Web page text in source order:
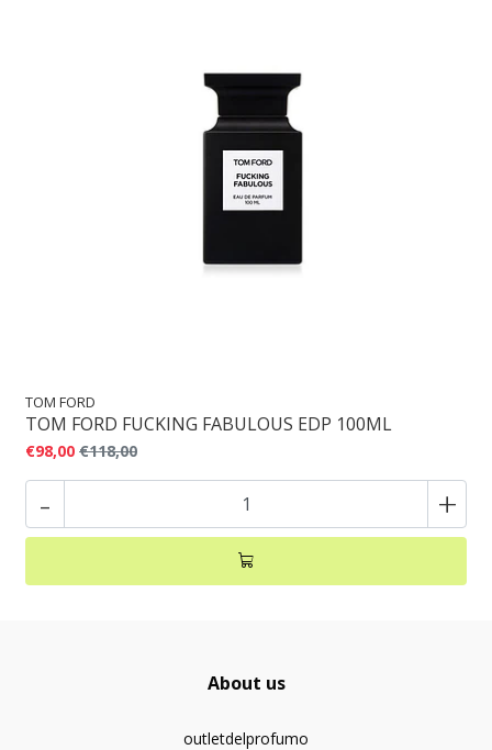
TOM FORD
TOM FORD FUCKING FABULOUS EDP 100ML
€98,00 €118,00
- +
About us
outletdelprofumo